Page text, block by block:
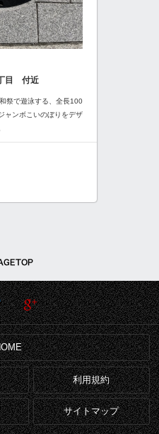
目 付近
祭で遊泳する、全長100
ャンボこいのぼりをデザ
利用規約
サイトマップ